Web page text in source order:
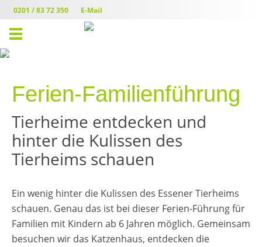
0201 / 83 72 350 E-Mail
Toggle
Ferien-Familienführung
Tierheime entdecken und
hinter die Kulissen des
Tierheims schauen
Ein wenig hinter die Kulissen des Essener Tierheims
schauen. Genau das ist bei dieser Ferien-Führung für
Familien mit Kindern ab 6 Jahren möglich. Gemeinsam
besuchen wir das Katzenhaus, entdecken die